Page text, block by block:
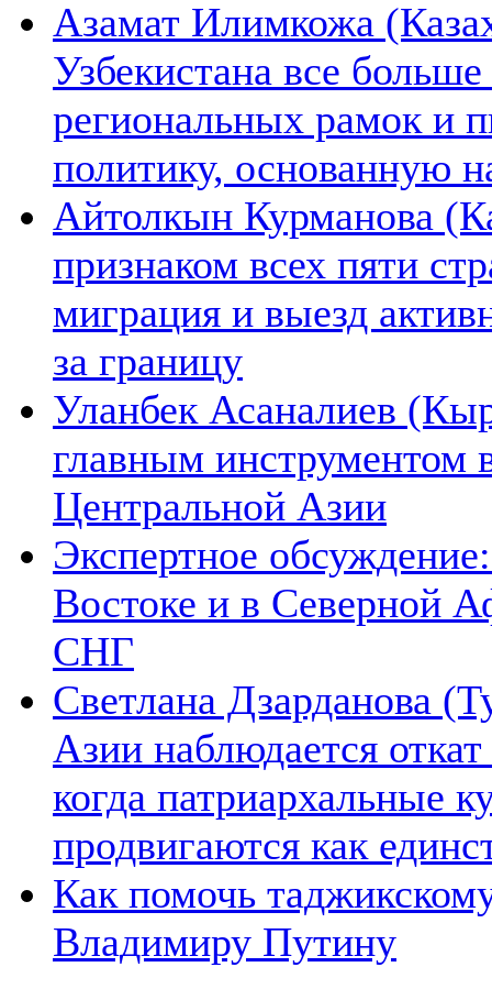
Азамат Илимкожа
Узбекистана все
региональных рамок и
политику, основанную
Айтолкын Курманова
признаком всех пяти
миграция и выезд
за границу
Уланбек Асаналиев
главным инструментом
Центральной Азии
Экспертное
Востоке и в Северной
СНГ
Светлана Дзарданова
Азии наблюдается
когда патриархальные
продвигаются как
Как помочь
Владимиру Путину